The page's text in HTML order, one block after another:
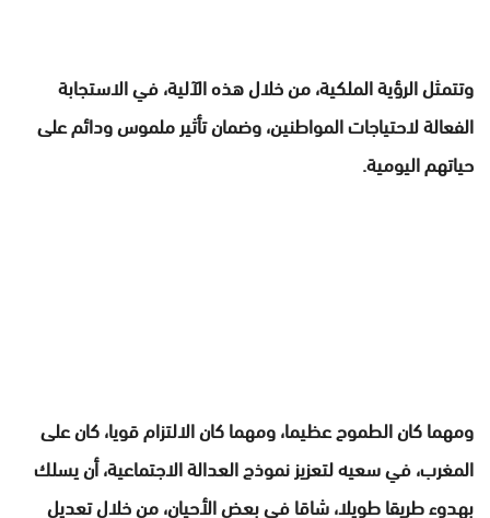
وتتمثل الرؤية الملكية، من خلال هذه الآلية، في الاستجابة
الفعالة لاحتياجات المواطنين، وضمان تأثير ملموس ودائم على
حياتهم اليومية.
ومهما كان الطموح عظيما، ومهما كان الالتزام قويا، كان على
المغرب، في سعيه لتعزيز نموذج العدالة الاجتماعية، أن يسلك
بهدوء طريقا طويلا، شاقا في بعض الأحيان، من خلال تعديل